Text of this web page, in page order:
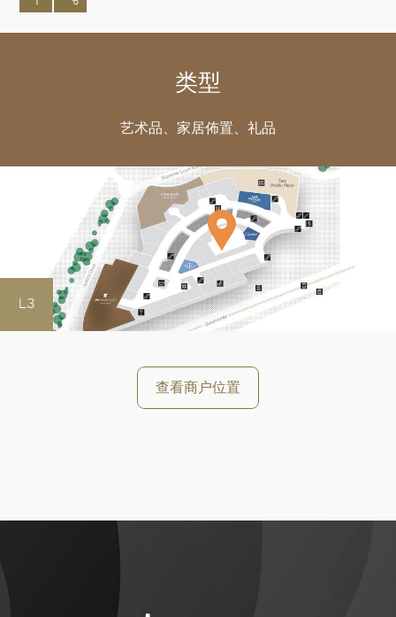
类型
艺术品、家居佈置、礼品
L3
查看商户位置
好